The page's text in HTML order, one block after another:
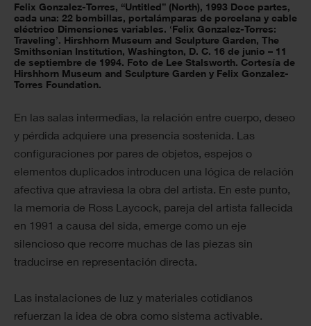
Felix Gonzalez-Torres, “Untitled” (North), 1993 Doce partes,
cada una: 22 bombillas, portalámparas de porcelana y cable
eléctrico Dimensiones variables. ‘Felix Gonzalez-Torres:
Traveling’. Hirshhorn Museum and Sculpture Garden, The
Smithsonian Institution, Washington, D. C. 16 de junio – 11
de septiembre de 1994. Foto de Lee Stalsworth. Cortesía de
Hirshhorn Museum and Sculpture Garden y Felix Gonzalez-
Torres Foundation.
En las salas intermedias, la relación entre cuerpo, deseo
y pérdida adquiere una presencia sostenida. Las
configuraciones por pares de objetos, espejos o
elementos duplicados introducen una lógica de relación
afectiva que atraviesa la obra del artista. En este punto,
la memoria de Ross Laycock, pareja del artista fallecida
en 1991 a causa del sida, emerge como un eje
silencioso que recorre muchas de las piezas sin
traducirse en representación directa.
Las instalaciones de luz y materiales cotidianos
refuerzan la idea de obra como sistema activable.